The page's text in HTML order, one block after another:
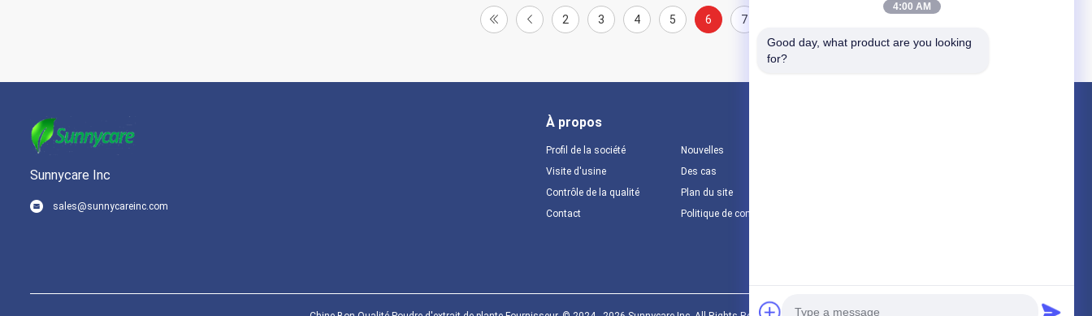
2 3 4 5 6 7
Sunnycare Inc
sales@sunnycareinc.com
À propos
Profil de la société
Visite d'usine
Contrôle de la qualité
Contact
Nouvelles
Des cas
Plan du site
Politique de confidentialité
4:00 AM
Good day, what product are you looking
for?